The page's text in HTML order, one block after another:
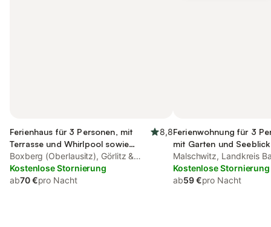
Ferienhaus für 3 Personen, mit
Terrasse und Whirlpool sowie
Garten und Sauna
8,8
Boxberg (Oberlausitz), Görlitz &
Umgebung
Kostenlose Stornierung
ab70 €pro Nacht
Ferienwohnung für 3
mit Garten und Seeblick
Malschwitz, Landkreis
Kostenlose Stornierung
ab59 €pro Nacht